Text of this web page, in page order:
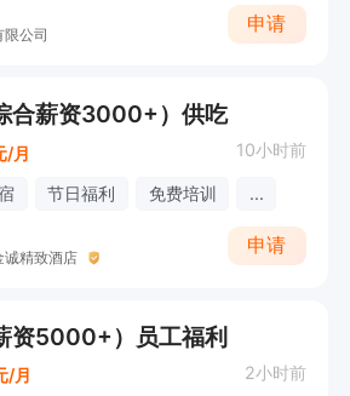
限公司
申请
合薪资3000+）供吃
/月 10小时前
节日福利 免费培训 ...
诚精致酒店
申请
资5000+）员工福利
/月 2小时前